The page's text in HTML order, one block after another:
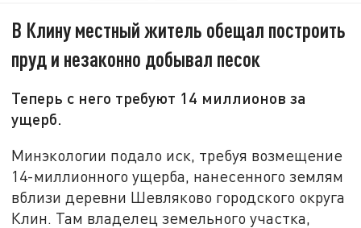
В Клину местный житель обещал построить
пруд и незаконно добывал песок
Теперь с него требуют 14 миллионов за
ущерб.
Минэкологии подало иск, требуя возмещение
14-миллионного ущерба, нанесенного землям
вблизи деревни Шевляково городского округа
Клин. Там владелец земельного участка,